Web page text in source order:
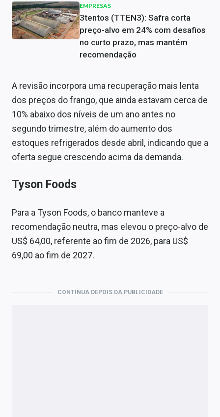
EMPRESAS
3tentos (TTEN3): Safra corta
preço-alvo em 24% com desafios
no curto prazo, mas mantém
recomendação
A revisão incorpora uma recuperação mais lenta
dos preços do frango, que ainda estavam cerca de
10% abaixo dos níveis de um ano antes no
segundo trimestre, além do aumento dos
estoques refrigerados desde abril, indicando que a
oferta segue crescendo acima da demanda.
Tyson Foods
Para a Tyson Foods, o banco manteve a
recomendação neutra, mas elevou o preço-alvo de
US$ 64,00, referente ao fim de 2026, para US$
69,00 ao fim de 2027.
CONTINUA DEPOIS DA PUBLICIDADE